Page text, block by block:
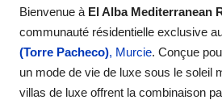
Bienvenue à El Alba Mediterranean
communauté résidentielle exclusive
(Torre Pacheco), Murcie. Conçue
un mode de vie de luxe sous le soleil
villas de luxe offrent la combinaison